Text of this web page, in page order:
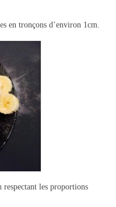
en tronçons d’environ 1cm.
respectant les proportions